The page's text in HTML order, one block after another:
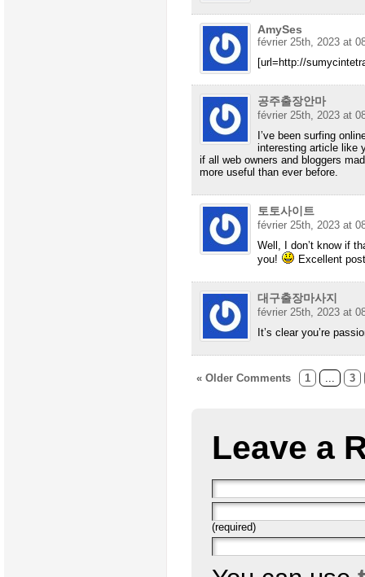
AmySes
février 25th, 2023 at
[url=http://
공주출장안마
février 25th, 2023 at
I’ve been surfing
interesting article like
if all web owners and bloggers
more useful than ever before.
토토사이트
février 25th, 2023 at
Well, I don’t know if
you!
Excellent
대구출장마사지
février 25th, 2023 at
It’s clear you’re
« Older Comments 1 3
Leave a
(required)